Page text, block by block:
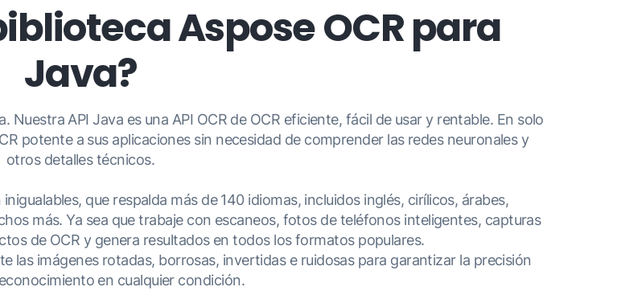
Aspose OCR para
Java?
API Java es una API OCR de OCR eficiente, fácil de usar y rentable. En solo
potente a sus aplicaciones sin necesidad de comprender las redes neuronales y
otros detalles técnicos.
que respalda más de 140 idiomas, incluidos inglés, cirílicos, árabes,
más. Ya sea que trabaje con escaneos, fotos de teléfonos inteligentes, capturas
de OCR y genera resultados en todos los formatos populares.
las imágenes rotadas, borrosas, invertidas e ruidosas para garantizar la precisión
en cualquier condición.